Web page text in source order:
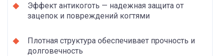
Эффект антикоготь — надежная защита от
зацепок и повреждений когтями
Плотная структура обеспечивает прочность и
долговечность